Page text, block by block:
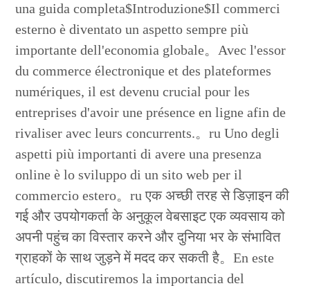
una guida completa$Introduzione$Il commerci
esterno è diventato un aspetto sempre più
importante dell'economia globale。Avec l'essor
du commerce électronique et des plateformes
numériques, il est devenu crucial pour les
entreprises d'avoir une présence en ligne afin de
rivaliser avec leurs concurrents.。ru Uno degli
aspetti più importanti di avere una presenza
online è lo sviluppo di un sito web per il
commercio estero。ru एक अच्छी तरह से डिज़ाइन की
गई और उपयोगकर्ता के अनुकूल वेबसाइट एक व्यवसाय को
अपनी पहुंच का विस्तार करने और दुनिया भर के संभावित
ग्राहकों के साथ जुड़ने में मदद कर सकती है。En este
artículo, discutiremos la importancia del